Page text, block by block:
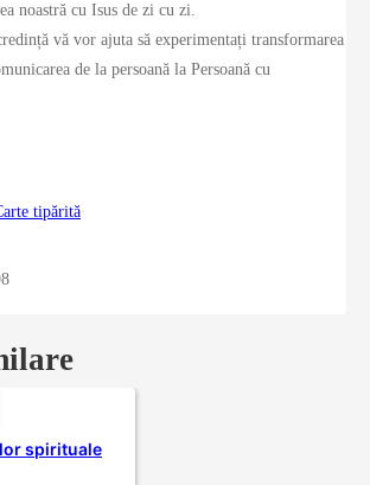
noastră cu Isus de zi cu zi.
vă vor ajuta să experimentați transformarea
de la persoană la Persoană cu
tipărită
spirituale